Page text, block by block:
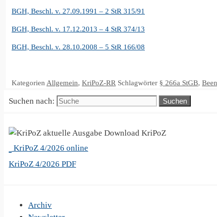
BGH, Beschl. v. 27.09.1991 – 2 StR 315/91
BGH, Beschl. v. 17.12.2013 – 4 StR 374/13
BGH, Beschl. v. 28.10.2008 – 5 StR 166/08
Kategorien Allgemein, KriPoZ-RR Schlagwörter § 266a StGB,
Suchen nach:
KriPoZ
KriPoZ 4/2026 online
KriPoZ 4/2026 PDF
Archiv